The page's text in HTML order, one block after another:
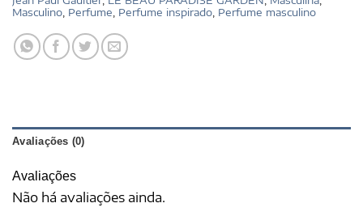
Masculino, Perfume, Perfume inspirado, Perfume masculino
Avaliações (0)
Avaliações
Não há avaliações ainda.